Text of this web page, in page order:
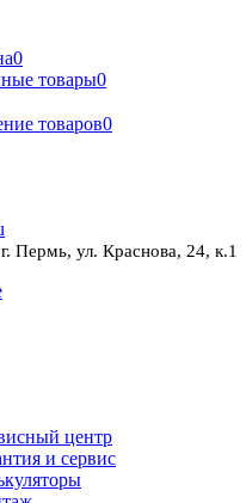
0
товары0
товаров0
Пермь, ул. Краснова, 24, к.1
центр
и сервис